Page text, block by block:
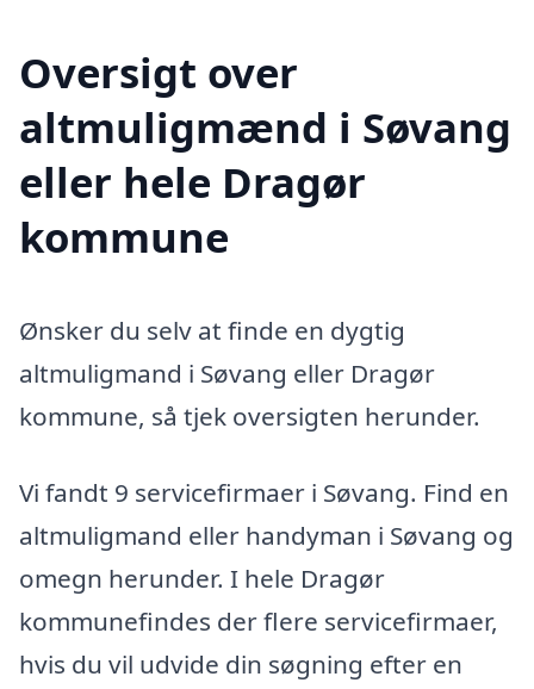
Oversigt over
altmuligmænd i Søvang
eller hele Dragør
kommune
Ønsker du selv at finde en dygtig
altmuligmand i Søvang eller Dragør
kommune, så tjek oversigten herunder.
Vi fandt 9 servicefirmaer i Søvang. Find en
altmuligmand eller handyman i Søvang og
omegn herunder. I hele Dragør
kommunefindes der flere servicefirmaer,
hvis du vil udvide din søgning efter en